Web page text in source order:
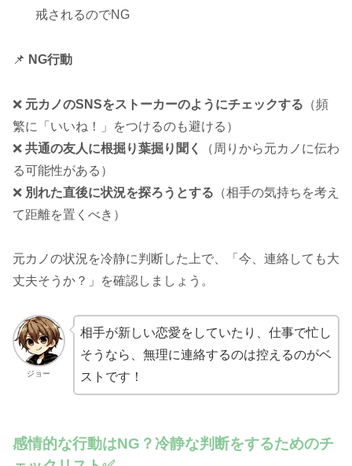
戒されるのでNG
📌 NG行動
❌ 元カノのSNSをストーカーのようにチェックする （頻
繁に「いいね！」をつけるのも避ける）
❌ 共通の友人に根掘り葉掘り聞く
（周りから元カノに伝わ
る可能性がある）
❌ 別れた直後に状況を探ろうとする （相手の気持ちを考え
て距離を置くべき）
元カノの状況を冷静に判断した上で、「今、連絡しても大
丈夫そうか？」を確認しましょう。
ジョー
相手が新しい恋愛をしていたり、仕事で忙し
そうなら、無理に連絡するのは控えるのがベ
ストです！
感情的な行動はNG？冷静な判断をするためのチ